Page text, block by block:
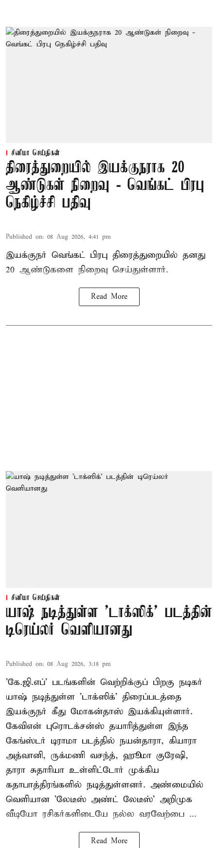
சினிமா செய்திகள்
திரைத்துறையில் இயக்குநராக 20
ஆண்டுகள் நிறைவு - வெங்கட் பிரபு
நெகிழ்ச்சி பதிவு
Published on: 08 Aug 2026, 4:41 pm
இயக்குநர் வெங்கட் பிரபு திரைத்துறையில் தனது
20 ஆண்டுகளை நிறைவு செய்துள்ளார்.
Read More
சினிமா செய்திகள்
யாஷ் நடித்துள்ள 'டாக்‌ஸிக்' படத்தின்
டிரெய்லர் வெளியானது
Published on: 08 Aug 2026, 3:18 pm
'கே.ஜி.எப்' படங்களின் வெற்றிக்குப் பிறகு நடிகர்
யாஷ் நடித்துள்ள 'டாக்ஸிக்' திரைப்படத்தை
இயக்குநர் கீது மோகன்தாஸ் இயக்கியுள்ளார்.
கேவிஎன் புரொடக்சன்ஸ் தயாரித்துள்ள இந்த
கேங்ஸ்டர் டிராமா படத்தில் நயன்தாரா, கியாரா
அத்வானி, ருக்மணி வசந்த், ஹூமா குரேஷி,
தாரா சுதாரியா உள்ளிட்டோர் முக்கிய
கதாபாத்திரங்களில் நடித்துள்ளனர். அண்மையில்
வெளியான 'லேடீஸ் அண்ட் லேடீஸ்' அறிமுக
வீடியோ ரசிகர்களிடையே நல்ல வரவேற்பை ...
Read More